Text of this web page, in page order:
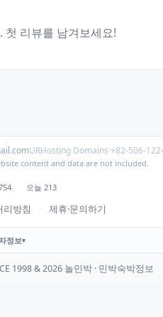
첫 리뷰를 남겨보세요!
URHosting Domains +82-506-
content and data are not included.
· 오늘 213
리방침 · 제휴·문의하기
정보
1998 & 2026 놀민박 · 민박숙박정보